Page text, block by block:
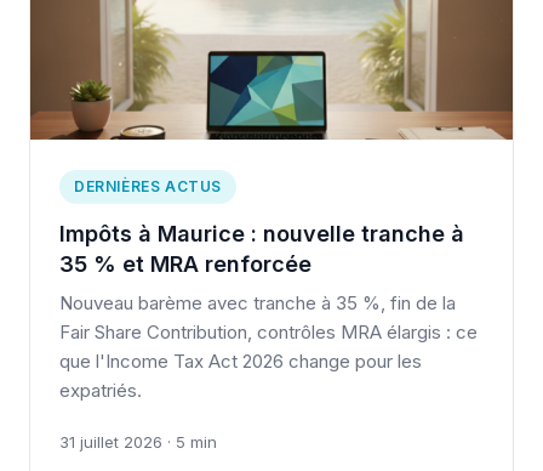
DERNIÈRES ACTUS
Impôts à Maurice : nouvelle tranche à
35 % et MRA renforcée
Nouveau barème avec tranche à 35 %, fin de la
Fair Share Contribution, contrôles MRA élargis : ce
que l'Income Tax Act 2026 change pour les
expatriés.
31 juillet 2026 · 5 min